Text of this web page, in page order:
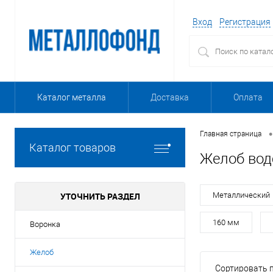
Вход Регистрация
Каталог металла Доставка Оплата
Каталог товаров
УТОЧНИТЬ РАЗДЕЛ
Воронка
Желоб
Главная страница •
Желоб
Металлический
160 мм
Сортировать